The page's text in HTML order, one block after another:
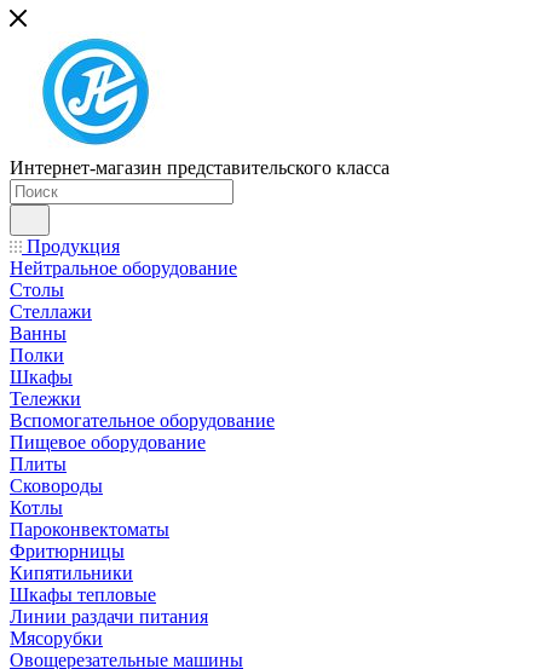
Интернет-магазин представительского класса
Продукция
Нейтральное оборудование
Столы
Стеллажи
Ванны
Полки
Шкафы
Тележки
Вспомогательное оборудование
Пищевое оборудование
Плиты
Сковороды
Котлы
Пароконвектоматы
Фритюрницы
Кипятильники
Шкафы тепловые
Линии раздачи питания
Мясорубки
Овощерезательные машины